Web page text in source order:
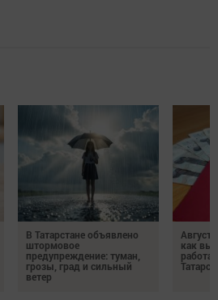
В Татарстане объявлено
штормовое
предупреждение: туман,
грозы, град и сильный
ветер
как